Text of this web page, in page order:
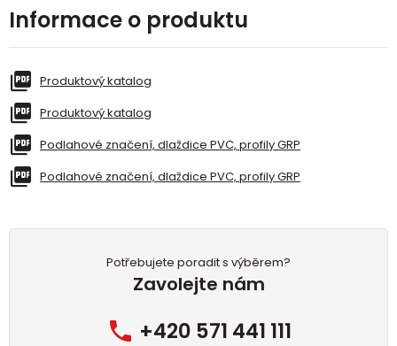
Informace o produktu
Produktový katalog
Produktový katalog
Podlahové značení, dlaždice PVC, profily GRP
Podlahové značení, dlaždice PVC, profily GRP
Potřebujete poradit s výběrem?
Zavolejte nám
+420 571 441 111